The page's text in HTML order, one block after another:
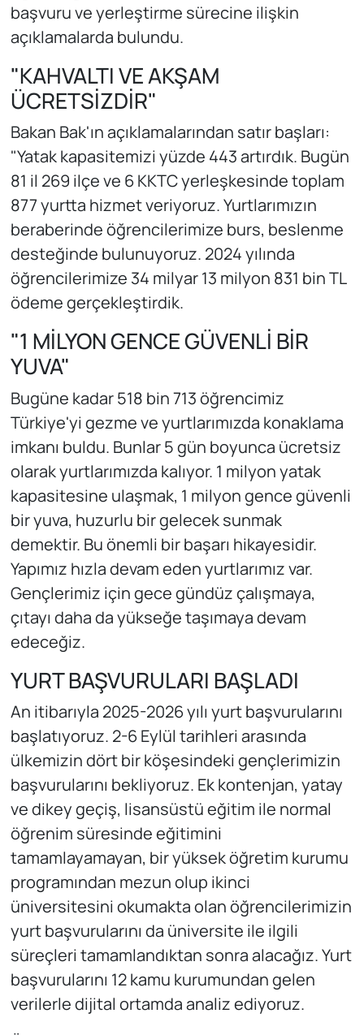
başvuru ve yerleştirme sürecine ilişkin
açıklamalarda bulundu.
"KAHVALTI VE AKŞAM
ÜCRETSİZDİR"
Bakan Bak'ın açıklamalarından satır başları:
"Yatak kapasitemizi yüzde 443 artırdık. Bugün
81 il 269 ilçe ve 6 KKTC yerleşkesinde toplam
877 yurtta hizmet veriyoruz. Yurtlarımızın
beraberinde öğrencilerimize burs, beslenme
desteğinde bulunuyoruz. 2024 yılında
öğrencilerimize 34 milyar 13 milyon 831 bin TL
ödeme gerçekleştirdik.
"1 MİLYON GENCE GÜVENLİ BİR
YUVA"
Bugüne kadar 518 bin 713 öğrencimiz
Türkiye'yi gezme ve yurtlarımızda konaklama
imkanı buldu. Bunlar 5 gün boyunca ücretsiz
olarak yurtlarımızda kalıyor. 1 milyon yatak
kapasitesine ulaşmak, 1 milyon gence güvenli
bir yuva, huzurlu bir gelecek sunmak
demektir. Bu önemli bir başarı hikayesidir.
Yapımız hızla devam eden yurtlarımız var.
Gençlerimiz için gece gündüz çalışmaya,
çıtayı daha da yükseğe taşımaya devam
edeceğiz.
YURT BAŞVURULARI BAŞLADI
An itibarıyla 2025-2026 yılı yurt başvurularını
başlatıyoruz. 2-6 Eylül tarihleri arasında
ülkemizin dört bir köşesindeki gençlerimizin
başvurularını bekliyoruz. Ek kontenjan, yatay
ve dikey geçiş, lisansüstü eğitim ile normal
öğrenim süresinde eğitimini
tamamlayamayan, bir yüksek öğretim kurumu
programından mezun olup ikinci
üniversitesini okumakta olan öğrencilerimizin
yurt başvurularını da üniversite ile ilgili
süreçleri tamamlandıktan sonra alacağız. Yurt
başvurularını 12 kamu kurumundan gelen
verilerle dijital ortamda analiz ediyoruz.